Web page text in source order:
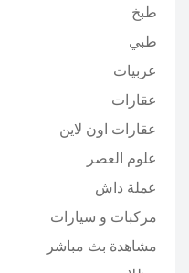
طبخ
طبي
عربيات
عقارات
عقارات اون لاين
علوم العصر
عملة داش
مركبات و سيارات
مشاهدة بث مباشر